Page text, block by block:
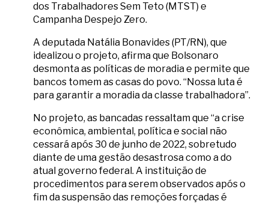
dos Trabalhadores Sem Teto (MTST) e
Campanha Despejo Zero.
A deputada Natália Bonavides (PT/RN), que
idealizou o projeto, afirma que Bolsonaro
desmonta as políticas de moradia e permite que
bancos tomem as casas do povo. “Nossa luta é
para garantir a moradia da classe trabalhadora”.
No projeto, as bancadas ressaltam que “a crise
econômica, ambiental, política e social não
cessará após 30 de junho de 2022, sobretudo
diante de uma gestão desastrosa como a do
atual governo federal. A instituição de
procedimentos para serem observados após o
fim da suspensão das remoções forçadas é